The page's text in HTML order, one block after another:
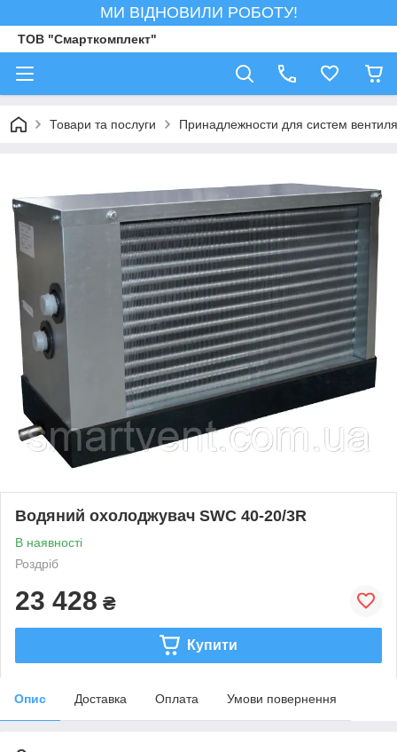
МИ ВІДНОВИЛИ РОБОТУ!
ТОВ "Смарткомплект"
Товари та послуги Принадлежности для систем
Водяний охолоджувач SWC 40-20/3R
В наявності
Роздріб
23 428 ₴
Купити
Опис Доставка Оплата Умови повернення